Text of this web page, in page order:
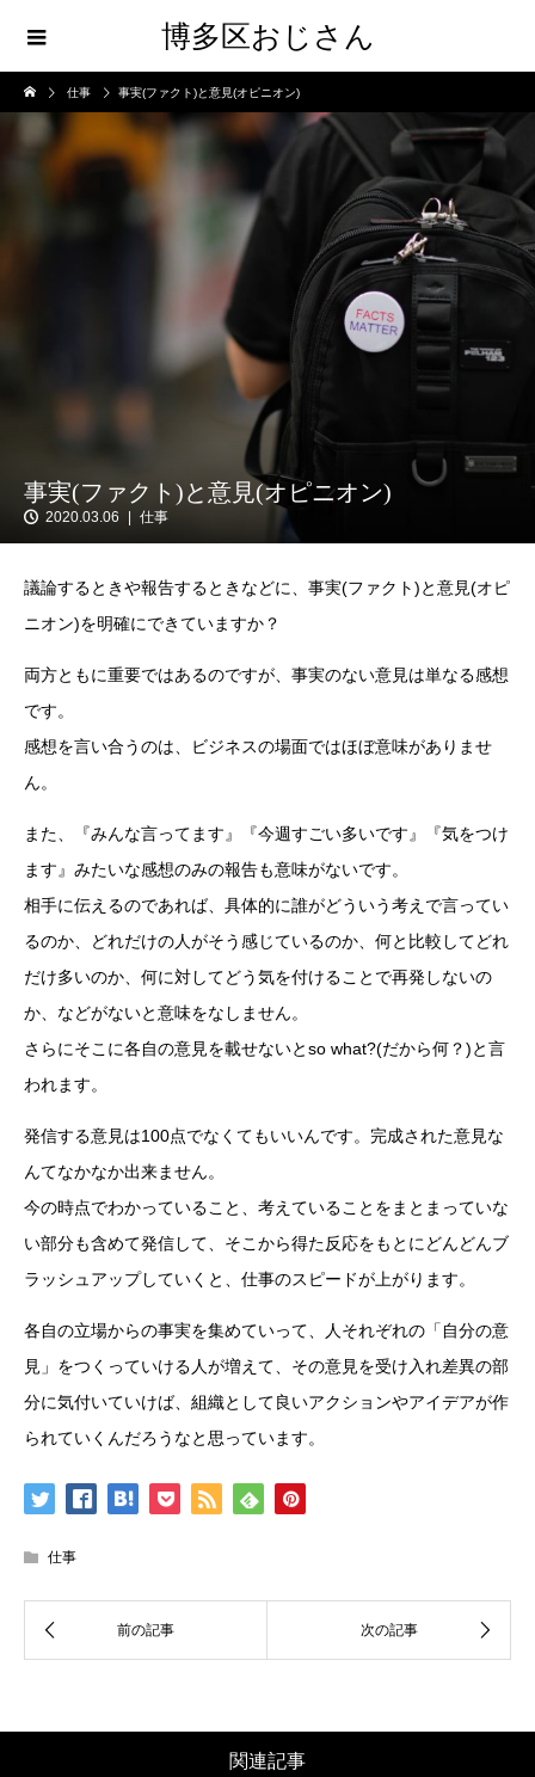
博多区おじさん
仕事 事実(ファクト)と意見(オピニオン)
事実(ファクト)と意見(オピニオン)
2020.03.06 仕事
議論するときや報告するときなどに、事実(ファクト)と意見(オピ
ニオン)を明確にできていますか？
両方ともに重要ではあるのですが、事実のない意見は単なる感想
です。
感想を言い合うのは、ビジネスの場面ではほぼ意味がありませ
ん。
また、『みんな言ってます』『今週すごい多いです』『気をつけ
ます』みたいな感想のみの報告も意味がないです。
相手に伝えるのであれば、具体的に誰がどういう考えで言ってい
るのか、どれだけの人がそう感じているのか、何と比較してどれ
だけ多いのか、何に対してどう気を付けることで再発しないの
か、などがないと意味をなしません。
さらにそこに各自の意見を載せないとso what?(だから何？)と言
われます。
発信する意見は100点でなくてもいいんです。完成された意見な
んてなかなか出来ません。
今の時点でわかっていること、考えていることをまとまっていな
い部分も含めて発信して、そこから得た反応をもとにどんどんブ
ラッシュアップしていくと、仕事のスピードが上がります。
各自の立場からの事実を集めていって、人それぞれの「自分の意
見」をつくっていける人が増えて、その意見を受け入れ差異の部
分に気付いていけば、組織として良いアクションやアイデアが作
られていくんだろうなと思っています。
仕事
関連記事